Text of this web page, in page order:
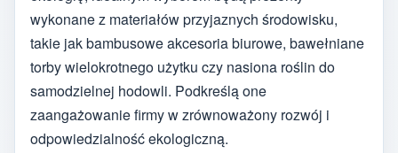
wykonane z materiałów przyjaznych środowisku,
takie jak bambusowe akcesoria biurowe, bawełniane
torby wielokrotnego użytku czy nasiona roślin do
samodzielnej hodowli. Podkreślą one
zaangażowanie firmy w zrównoważony rozwój i
odpowiedzialność ekologiczną.